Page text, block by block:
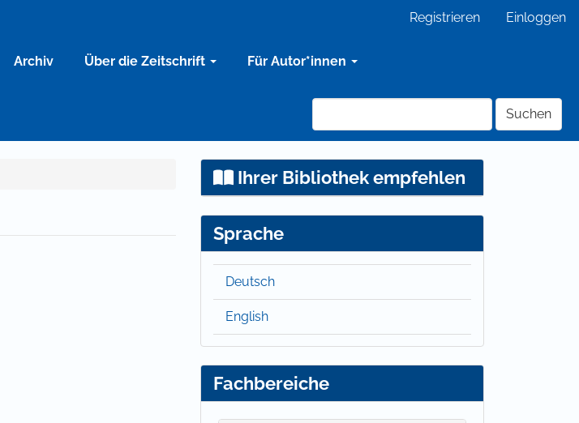
Registrieren Einloggen
Archiv Über die Zeitschrift Für Autor*innen
Suchen
Ihrer Bibliothek empfehlen
Sprache
Deutsch
English
Fachbereiche